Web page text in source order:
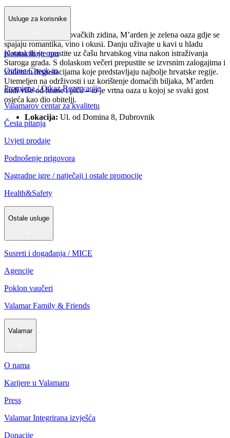
M’arden
Skriven unutar dubrovačkih zidina, M’arden je zelena oaza gdje se
spajaju romantika, vino i okusi. Danju uživajte u kavi u hladu
platana ili se opustite uz čašu hrvatskog vina nakon istraživanja
Staroga grada. S dolaskom večeri prepustite se izvrsnim zalogajima i
vođenim degustacijama koje predstavljaju najbolje hrvatske regije.
Utemeljen na održivosti i uz korištenje domaćih biljaka, M’arden
nudi više od hrane i pića – to je vrtna oaza u kojoj se svaki gost
osjeća kao dio obitelji.
Lokacija: Ul. od Domina 8, Dubrovnik
Usluge za korisnike
Kontaktirajte nas
Online Check-in
Promjena / Otkaz Rezervacije
Valamarov centar za kvalitetu
Česta pitanja
Uvjeti prodaje
Podnošenje prigovora
Nagradne igre / natječaji i ostale promocije
Health&Safety
Ostale usluge
Susreti i događanja / MICE
Agencije
Poklon vaučeri
Valamar Family & Friends
Valamar
O nama
Karijere u Valamaru
Press
Valamar Integrirana izvješća
Donacije